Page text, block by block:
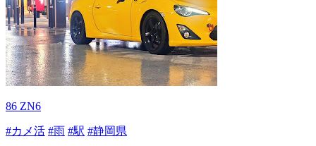
86 ZN6
#カメ活 #雨 #駅 #静岡県